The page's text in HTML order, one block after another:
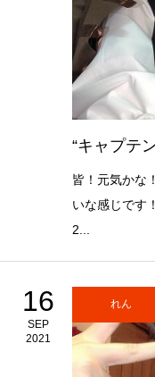
“キャプテ
皆！元気かな
いな感じです
2...
16
SEP
2021
れん